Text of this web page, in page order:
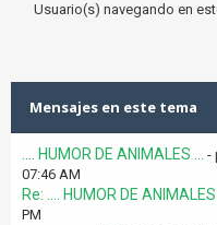
Usuario(s) navegando en
Mensajes en este tema
.... HUMOR DE ANIMALES ... -
07:46 AM
Re: .... HUMOR DE ANIMALES
PM